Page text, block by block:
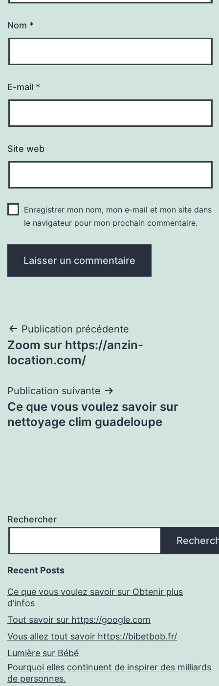
Nom *
E-mail *
Site web
Enregistrer mon nom, mon e-mail et mon site dans
le navigateur pour mon prochain commentaire.
Navigation
de
Publication précédente
Zoom sur https://anzin-
location.com/
Publication suivante
Ce que vous voulez savoir sur
nettoyage clim guadeloupe
Rechercher
Recent Posts
Ce que vous voulez savoir sur Obtenir plus
d’infos
Tout savoir sur https://google.com
Vous allez tout savoir https://bibetbob.fr/
Lumière sur Bébé
Pourquoi elles continuent de inspirer des milliards
de personnes.